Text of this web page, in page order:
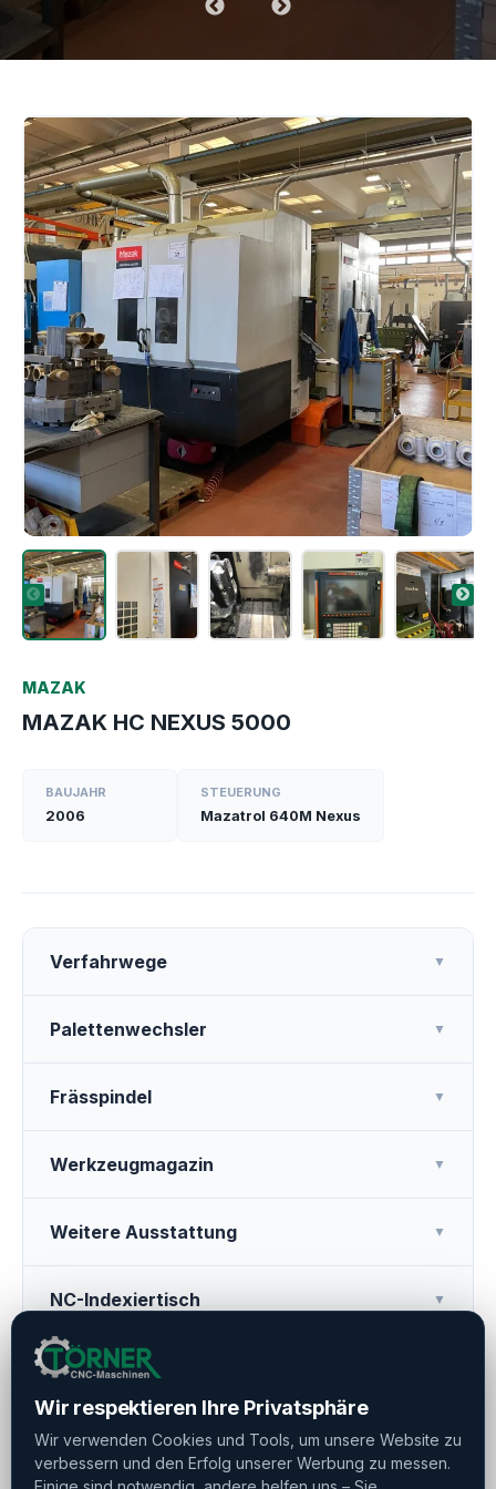
MAZAK
MAZAK HC NEXUS 5000
BAUJAHR
2006
STEUERUNG
Mazatrol 640M Nexus
Verfahrwege ▼
Palettenwechsler ▼
Frässpindel ▼
Werkzeugmagazin ▼
Weitere Ausstattung ▼
NC-Indexiertisch ▼
Kühlmittelsystem Und Späneförderer
Drucken Teilen Merken
Wir respektieren Ihre Privatsphäre
Wir verwenden Cookies und Tools, um unsere Website zu
verbessern und den Erfolg unserer Werbung zu messen.